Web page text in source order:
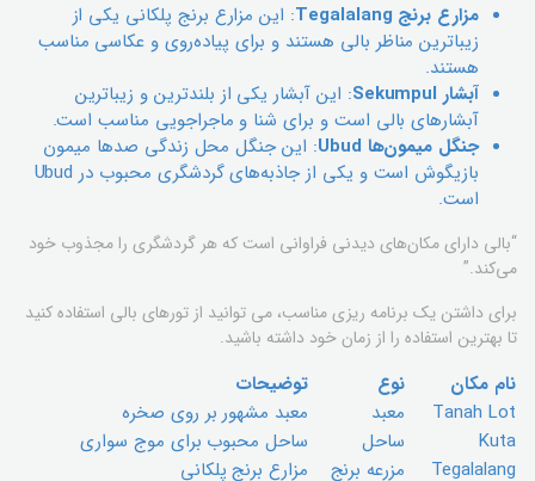
مزارع برنج Tegalalang
: این مزارع برنج پلکانی یکی از
زیباترین مناظر بالی هستند و برای پیاده‌روی و عکاسی مناسب
هستند.
آبشار Sekumpul
: این آبشار یکی از بلندترین و زیباترین
آبشارهای بالی است و برای شنا و ماجراجویی مناسب است.
جنگل میمون‌ها Ubud
: این جنگل محل زندگی صدها میمون
بازیگوش است و یکی از جاذبه‌های گردشگری محبوب در Ubud
است.
“بالی دارای مکان‌های دیدنی فراوانی است که هر گردشگری را مجذوب خود
می‌کند.”
برای داشتن یک برنامه ریزی مناسب، می توانید از تورهای بالی استفاده کنید
تا بهترین استفاده را از زمان خود داشته باشید.
نام مکان نوع
توضیحات
Tanah Lot
معبد
معبد مشهور بر روی صخره
Kuta
ساحل
ساحل محبوب برای موج سواری
Tegalalang
مزرعه برنج مزارع برنج پلکانی